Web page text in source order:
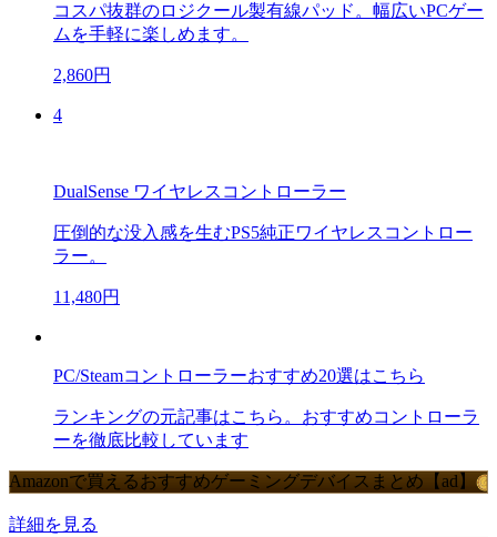
コスパ抜群のロジクール製有線パッド。幅広いPCゲー
ムを手軽に楽しめます。
2,860円
4
DualSense ワイヤレスコントローラー
圧倒的な没入感を生むPS5純正ワイヤレスコントロー
ラー。
11,480円
PC/Steamコントローラーおすすめ20選はこちら
ランキングの元記事はこちら。おすすめコントローラ
ーを徹底比較しています
Amazonで買えるおすすめゲーミングデバイスまとめ【ad】
詳細を見る